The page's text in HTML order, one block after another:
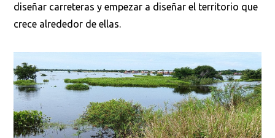
diseñar carreteras y empezar a diseñar el territorio que
crece alrededor de ellas.